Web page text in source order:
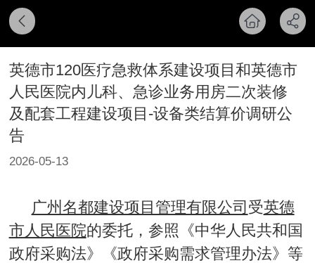
英德市120医疗急救体系建设项目和英德市
人民医院内儿科、急诊业务用房二次装修
及配套工程建设项目-设备类结算价调研公
告
2026-05-13
广州名都建设项目管理有限公司 受英德
市人民医院的委托，参照《中华人民共和国
政府采购法》《政府采购需求管理办法》等